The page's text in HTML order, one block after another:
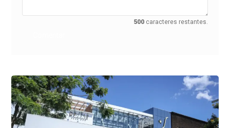
500 caracteres restantes.